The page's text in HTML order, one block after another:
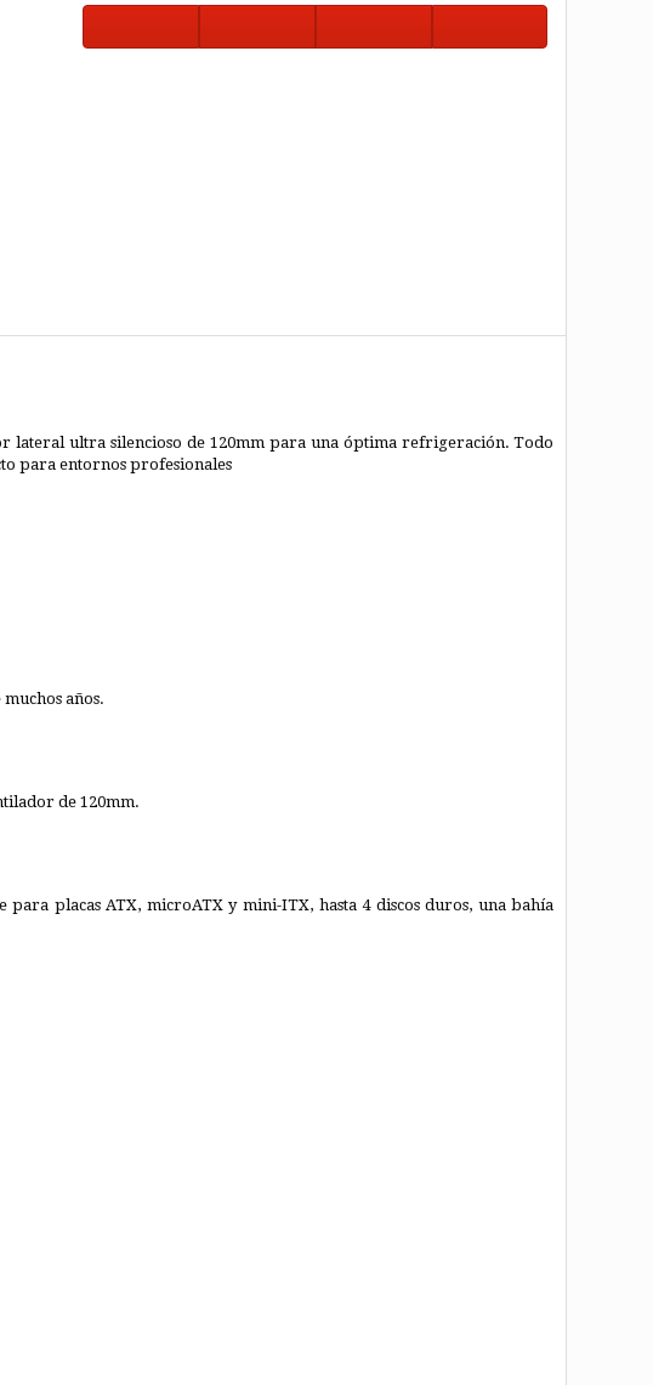
lateral ultra silencioso de 120mm para una óptima refrigeración. Todo
para entornos profesionales
años.
de 120mm.
placas ATX, microATX y mini-ITX, hasta 4 discos duros, una bahía